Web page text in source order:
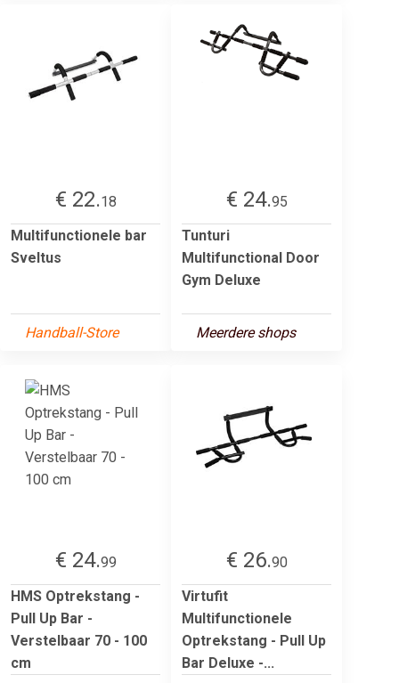
€ 22.18
Multifunctionele bar
Sveltus
Handball-Store
€ 24.95
Tunturi
Multifunctional Door
Gym Deluxe
Meerdere shops
€ 24.99
HMS Optrekstang -
Pull Up Bar -
Verstelbaar 70 - 100
cm
€ 26.90
Virtufit
Multifunctionele
Optrekstang - Pull Up
Bar Deluxe -...